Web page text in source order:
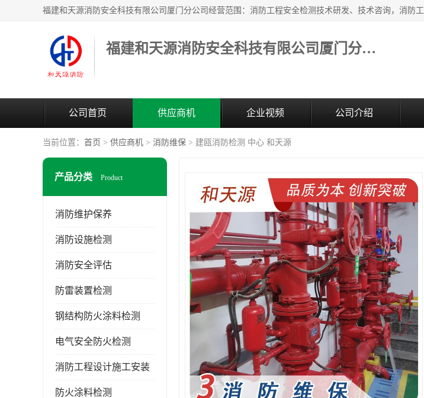
福建和天源消防安全科技有限公司厦门分公司
公司首页 供应商机 企业视频 公司介绍
当前位置： 首页 > 供应商机 > 消防维保 > 建瓯消防检测 中心 和天源
产品分类 Product
消防维护保养
消防设施检测
消防安全评估
防雷装置检测
钢结构防火涂料检测
电气安全防火检测
消防工程设计施工安装
防火涂料检测